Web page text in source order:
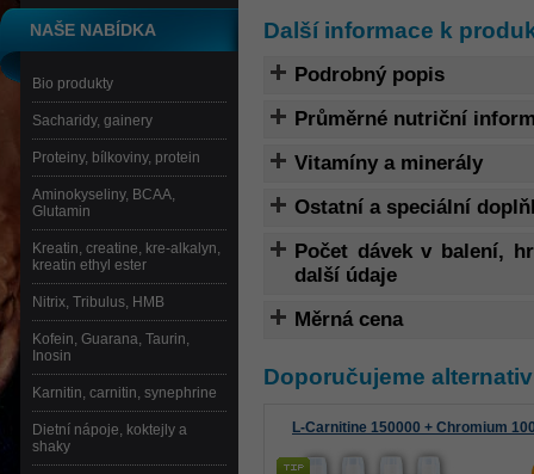
Další informace k
Podrobný popis
Průměrné nutriční
Vitamíny a minerály
Ostatní a speciální
Počet dávek v balení,
další údaje
Měrná cena
Doporučujeme
L-Carnitine 150000 + Chromium
NAŠE NABÍDKA
Bio produkty
Sacharidy, gainery
Proteiny, bílkoviny, protein
Aminokyseliny, BCAA,
Glutamin
Kreatin, creatine, kre-alkalyn,
kreatin ethyl ester
Nitrix, Tribulus, HMB
Kofein, Guarana, Taurin,
Inosin
Karnitin, carnitin, synephrine
Dietní nápoje, koktejly a
shaky